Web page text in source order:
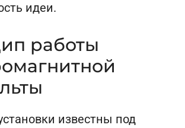
идеи.
работы
известны под